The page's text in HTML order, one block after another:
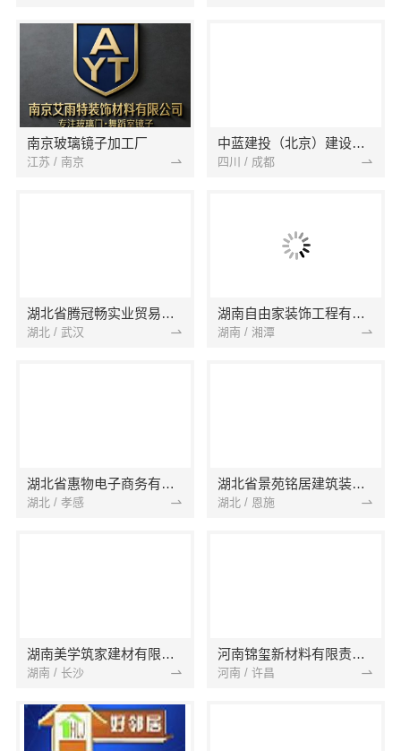
南京玻璃镜子加工厂
江苏 / 南京
中蓝建投（北京）建设有限公司四川第一分公司
四川 / 成都
湖北省腾冠畅实业贸易有限公司
湖北 / 武汉
湖南自由家装饰工程有限公司
湖南 / 湘潭
湖北省惠物电子商务有限公司
湖北 / 孝感
湖北省景苑铭居建筑装饰有限公司
湖北 / 恩施
湖南美学筑家建材有限公司
湖南 / 长沙
河南锦玺新材料有限责任公司
河南 / 许昌